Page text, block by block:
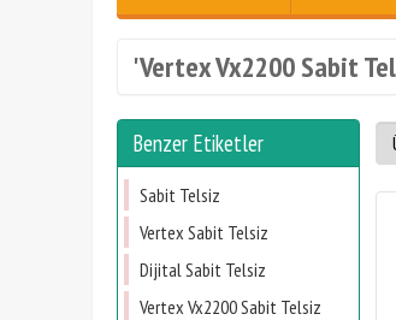
'Vertex Vx2200 Sabit
Benzer Etiketler
Sabit Telsiz
Vertex Sabit Telsiz
Dijital Sabit Telsiz
Vertex Vx2200 Sabit Telsiz